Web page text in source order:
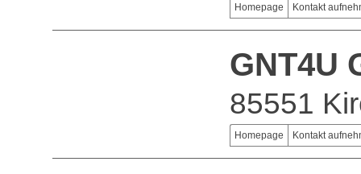
Homepage Kontakt
GNT4U
85551
Homepage Kontakt